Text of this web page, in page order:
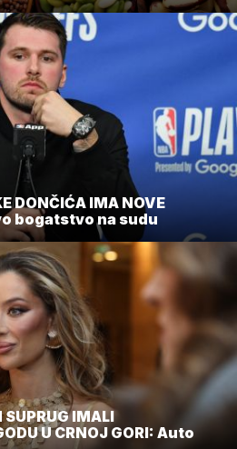
DONČIĆA IMA NOVE
bogatstvo na sudu
SUPRUG IMALI
U CRNOJ GORI: Auto